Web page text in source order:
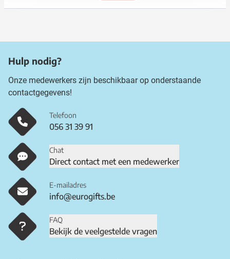
Hulp nodig?
Onze medewerkers zijn beschikbaar op onderstaande
contactgegevens!
Telefoon
056 31 39 91
Chat
Direct contact met een medewerker
E-mailadres
info@eurogifts.be
FAQ
Bekijk de veelgestelde vragen